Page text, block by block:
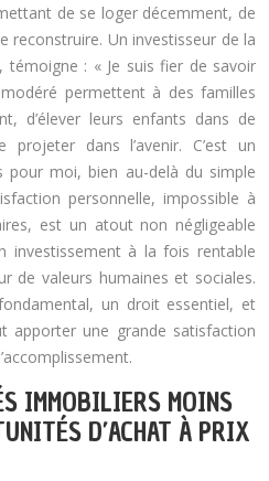
de se loger décemment, de
reconstruire. Un investisseur de la
témoigne : « Je suis fier de savoir
permettent à des familles
d’élever leurs enfants dans de
dans l’avenir. C’est un
pour moi, bien au-delà du simple
personnelle, impossible à
est un atout non négligeable
investissement à la fois rentable
de valeurs humaines et sociales.
un droit essentiel, et
apporter une grande satisfaction
IMMOBILIERS MOINS
D’ACHAT À PRIX